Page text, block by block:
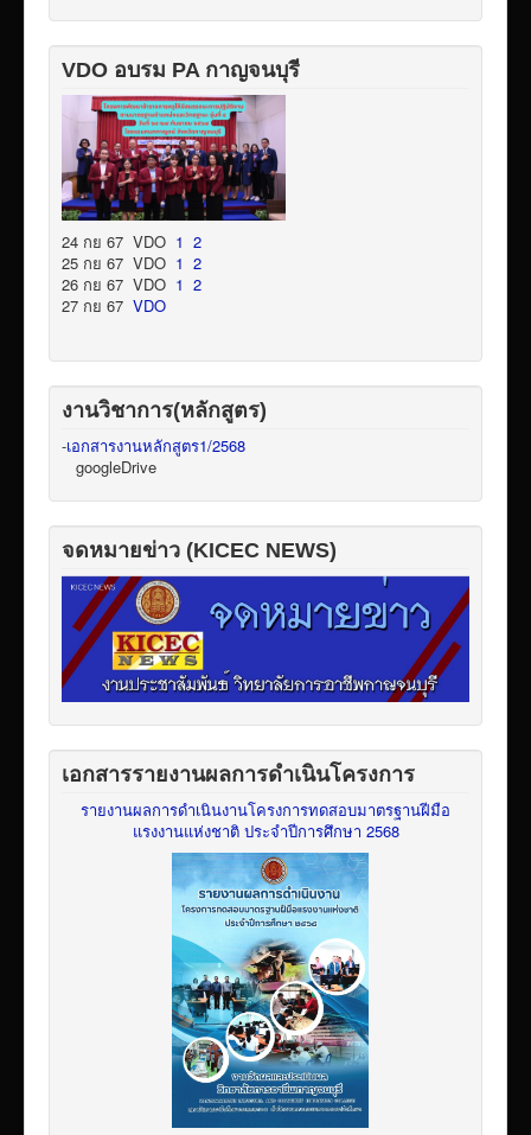
VDO อบรม PA กาญจนบุรี
24 กย 67 VDO 1 2
25 กย 67 VDO 1 2
26 กย 67 VDO 1 2
27 กย 67 VDO
งานวิชาการ(หลักสูตร)
-เอกสารงานหลักสูตร1/2568
googleDrive
จดหมายข่าว (KICEC NEWS)
เอกสารรายงานผลการดำเนินโครงการ
รายงานผลการดำเนินงานโครงการทดสอบมาตรฐานฝีมือ
แรงงานแห่งชาติ ประจำปีการศึกษา 2568